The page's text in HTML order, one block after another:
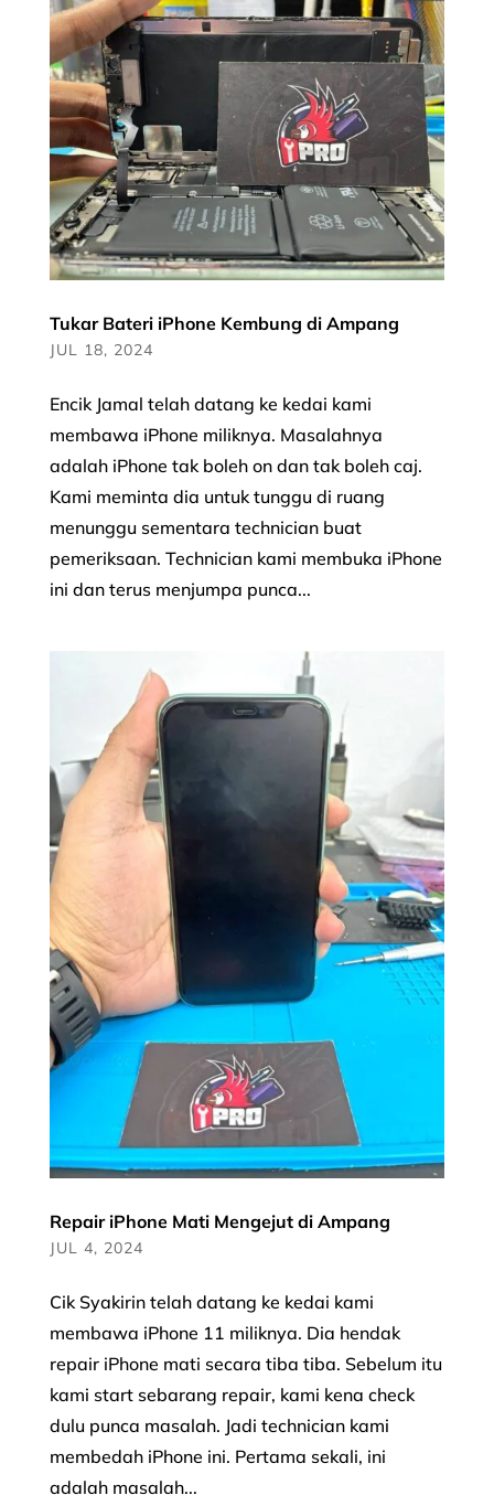
Tukar Bateri iPhone Kembung di Ampang
JUL 18, 2024
Encik Jamal telah datang ke kedai kami
membawa iPhone miliknya. Masalahnya
adalah iPhone tak boleh on dan tak boleh caj.
Kami meminta dia untuk tunggu di ruang
menunggu sementara technician buat
pemeriksaan. Technician kami membuka iPhone
ini dan terus menjumpa punca...
Repair iPhone Mati Mengejut di Ampang
JUL 4, 2024
Cik Syakirin telah datang ke kedai kami
membawa iPhone 11 miliknya. Dia hendak
repair iPhone mati secara tiba tiba. Sebelum itu
kami start sebarang repair, kami kena check
dulu punca masalah. Jadi technician kami
membedah iPhone ini. Pertama sekali, ini
adalah masalah...